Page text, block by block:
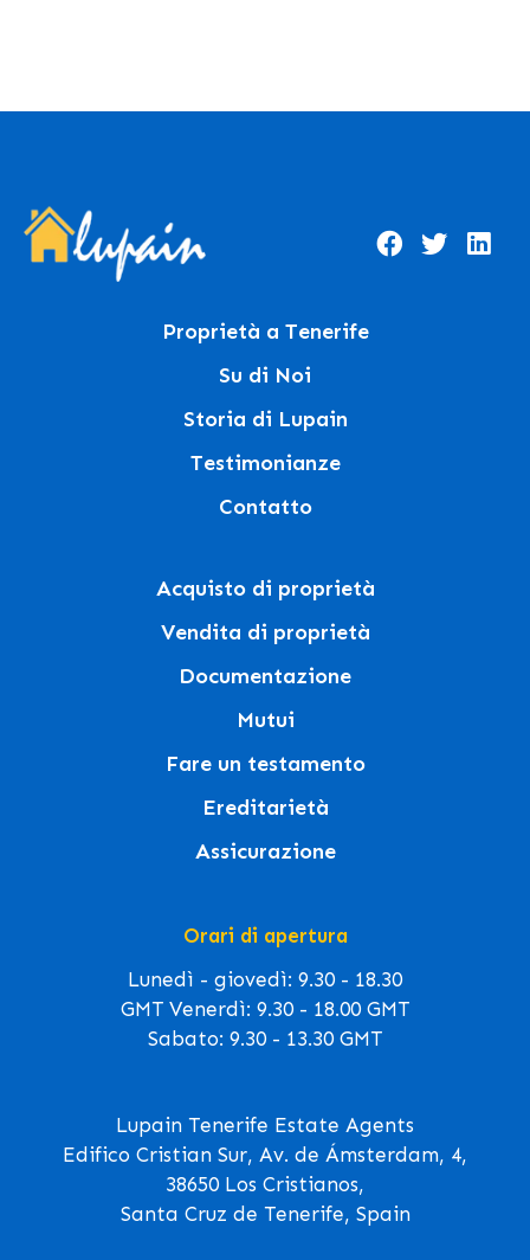
Proprietà a Tenerife
Su di Noi
Storia di Lupain
Testimonianze
Contatto
Acquisto di proprietà
Vendita di proprietà
Documentazione
Mutui
Fare un testamento
Ereditarietà
Assicurazione
Orari di apertura
Lunedì - giovedì: 9.30 - 18.30
GMT Venerdì: 9.30 - 18.00 GMT
Sabato: 9.30 - 13.30 GMT
Lupain Tenerife Estate Agents
Edifico Cristian Sur, Av. de Ámsterdam, 4,
38650 Los Cristianos,
Santa Cruz de Tenerife, Spain